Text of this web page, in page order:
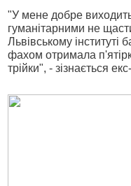
"У мене добре
гуманітарними не
Львівському інституті
фахом отримала
трійки", - зізнається